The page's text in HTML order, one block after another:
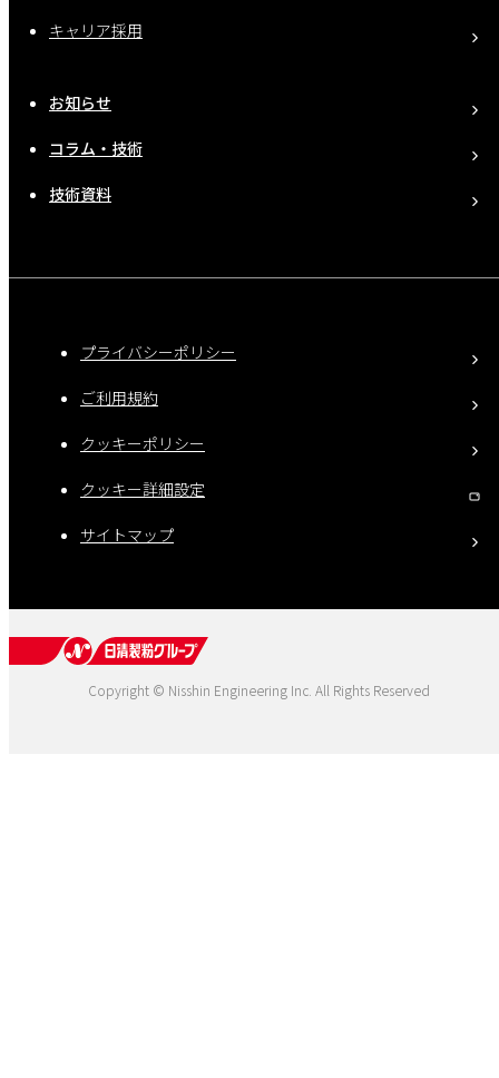
キャリア採用
お知らせ
コラム・技術
技術資料
プライバシーポリシー
ご利用規約
クッキーポリシー
クッキー詳細設定
サイトマップ
Copyright © Nisshin Engineering Inc. All Rights Reserved